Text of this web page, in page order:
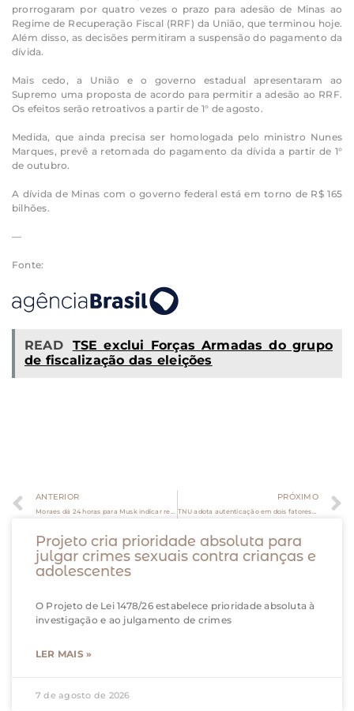
prorrogaram por quatro vezes o prazo para adesão de Minas ao
Regime de Recuperação Fiscal (RRF) da União, que terminou hoje.
Além disso, as decisões permitiram a suspensão do pagamento da
dívida.
Mais cedo, a União e o governo estadual apresentaram ao
Supremo uma proposta de acordo para permitir a adesão ao RRF.
Os efeitos serão retroativos a partir de 1° de agosto.
Medida, que ainda precisa ser homologada pelo ministro Nunes
Marques, prevê a retomada do pagamento da dívida a partir de 1°
de outubro.
A dívida de Minas com o governo federal está em torno de R$ 165
bilhões.
—
Fonte:
READ
TSE exclui Forças Armadas do grupo
de fiscalização das eleições
ANTERIOR
Moraes dá 24 horas para Musk indicar representante legal no Brasil
PRÓXIMO
TNU adota autenticação em dois fatores no sistema eproc
Projeto cria prioridade absoluta para
julgar crimes sexuais contra crianças e
adolescentes
O Projeto de Lei 1478/26 estabelece prioridade absoluta à
investigação e ao julgamento de crimes
LER MAIS »
7 de agosto de 2026